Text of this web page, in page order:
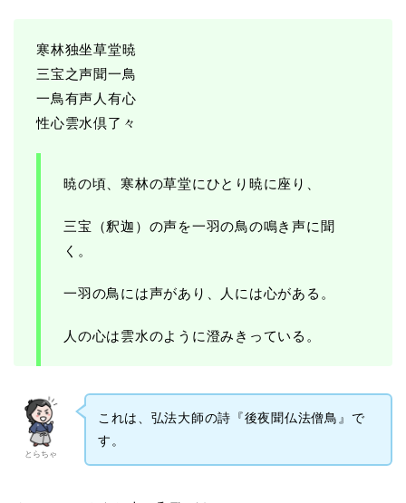
寒林独坐草堂暁
三宝之声聞一鳥
一鳥有声人有心
性心雲水倶了々
暁の頃、寒林の草堂にひとり暁に座り、
三宝（釈迦）の声を一羽の鳥の鳴き声に聞
く。
一羽の鳥には声があり、人には心がある。
人の心は雲水のように澄みきっている。
とらちゃ
これは、弘法大師の詩『後夜聞仏法僧鳥』で
す。